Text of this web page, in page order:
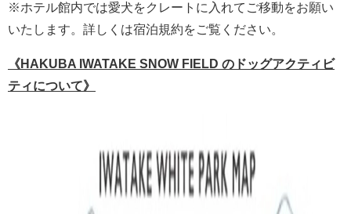
※ホテル館内では愛犬をクレートに入れてご移動をお願い
いたします。詳しくは宿泊規約をご覧ください。
《HAKUBA IWATAKE SNOW FIELD のドッグアクティビ
ティについて》